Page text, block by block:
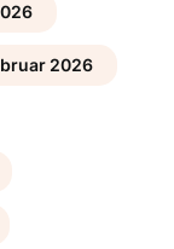
2026